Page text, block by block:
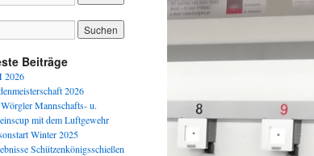
Beiträge
2026
2026
Mannschafts- u.
mit dem Luftgewehr
Winter 2025
Schützenkönigsschießen